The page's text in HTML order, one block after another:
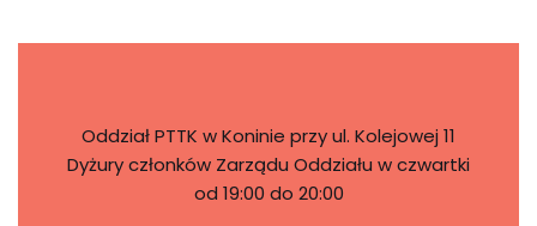
Oddział PTTK w Koninie przy ul. Kolejowej 11
Dyżury członków Zarządu Oddziału w czwartki
od 19:00 do 20:00